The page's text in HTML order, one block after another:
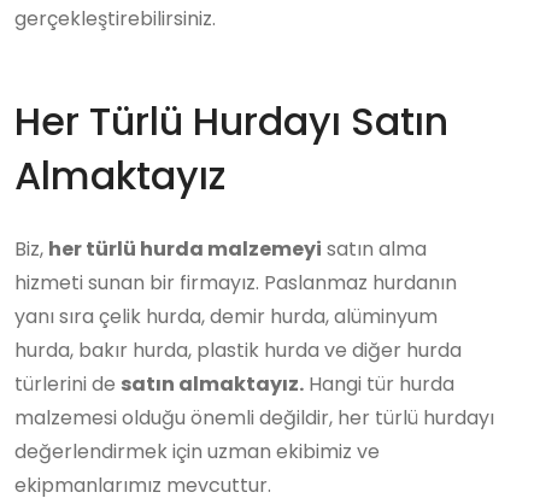
gerçekleştirebilirsiniz.
Her Türlü Hurdayı Satın
Almaktayız
Biz, her türlü hurda malzemeyi satın alma
hizmeti sunan bir firmayız. Paslanmaz hurdanın
yanı sıra çelik hurda, demir hurda, alüminyum
hurda, bakır hurda, plastik hurda ve diğer hurda
türlerini de satın almaktayız. Hangi tür hurda
malzemesi olduğu önemli değildir, her türlü hurdayı
değerlendirmek için uzman ekibimiz ve
ekipmanlarımız mevcuttur.